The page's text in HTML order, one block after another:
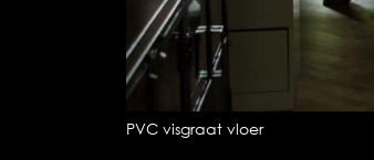
PVC visgraat vloer